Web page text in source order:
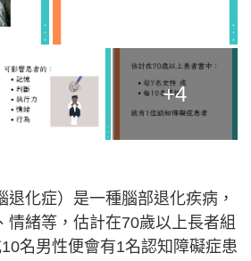
+4
退化症）是一種腦部退化疾病，
情緒等，估計在70歲以上長者組
名男性便會有1名認知障礙症患